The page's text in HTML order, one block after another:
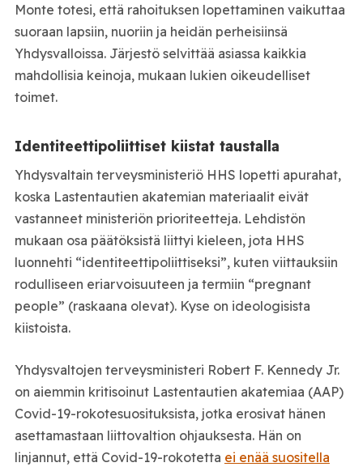
Monte totesi, että rahoituksen lopettaminen vaikuttaa
suoraan lapsiin, nuoriin ja heidän perheisiinsä
Yhdysvalloissa. Järjestö selvittää asiassa kaikkia
mahdollisia keinoja, mukaan lukien oikeudelliset
toimet.
Identiteettipoliittiset kiistat taustalla
Yhdysvaltain terveysministeriö HHS lopetti apurahat,
koska Lastentautien akatemian materiaalit eivät
vastanneet ministeriön prioriteetteja. Lehdistön
mukaan osa päätöksistä liittyi kieleen, jota HHS
luonnehti “identiteettipoliittiseksi”, kuten viittauksiin
rodulliseen eriarvoisuuteen ja termiin “pregnant
people” (raskaana olevat). Kyse on ideologisista
kiistoista.
Yhdysvaltojen terveysministeri Robert F. Kennedy Jr.
on aiemmin kritisoinut Lastentautien akatemiaa (AAP)
Covid-19-rokotesuosituksista, jotka erosivat hänen
asettamastaan liittovaltion ohjauksesta. Hän on
linjannut, että Covid-19-rokotetta ei enää suositella